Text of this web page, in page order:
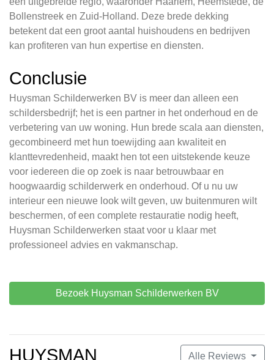
Bollenstreek en Zuid-Holland. Deze brede dekking
betekent dat een groot aantal huishoudens en bedrijven
kan profiteren van hun expertise en diensten.
Conclusie
Huysman Schilderwerken BV is meer dan alleen een
schildersbedrijf; het is een partner in het onderhoud en de
verbetering van uw woning. Hun brede scala aan diensten,
gecombineerd met hun toewijding aan kwaliteit en
klanttevredenheid, maakt hen tot een uitstekende keuze
voor iedereen die op zoek is naar betrouwbaar en
hoogwaardig schilderwerk en onderhoud. Of u nu uw
interieur een nieuwe look wilt geven, uw buitenmuren wilt
beschermen, of een complete restauratie nodig heeft,
Huysman Schilderwerken staat voor u klaar met
professioneel advies en vakmanschap.
Bezoek Huysman Schilderwerken BV
Alle Reviews
HUYSMAN